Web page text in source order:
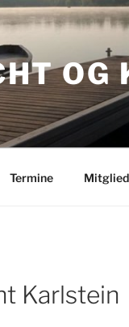
OG
Termine
Karlstein